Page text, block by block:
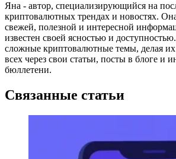
Яна - автор, специализирующийся на
криптовалютных трендах и новостях.
свежей, полезной и интересной
известен своей ясностью и
сложные криптовалютные темы, делая
всех через свои статьи, посты в блоге и
бюллетени.
Связанные статьи